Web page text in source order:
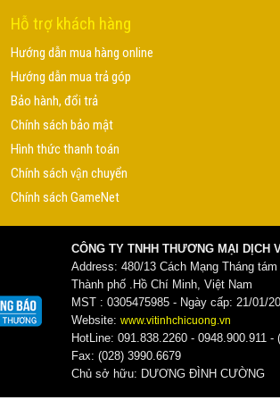
Hỗ trợ khách hàng
Hướng dẫn mua hàng online
Hướng dẫn mua trả góp
Bảo hành, đổi trả
Chính sách bảo mật
Hình thức thanh toán
Chính sách vận chuyển
Chính sách GameNet
CÔNG TY TNHH THƯƠNG MẠI DỊCH
Address: 480/13 Cách Mạng Tháng
Thành phố .Hồ Chí Minh, Việt Nam
MST : 0305475985 - Ngày cấp: 21/01/
Website: www.vitinhchicuong.vn
HotLine: 091.838.2260 - 0948.900.911
Fax: (028) 3990.6679
Chủ sở hữu: DƯƠNG ĐÌNH CƯỜNG